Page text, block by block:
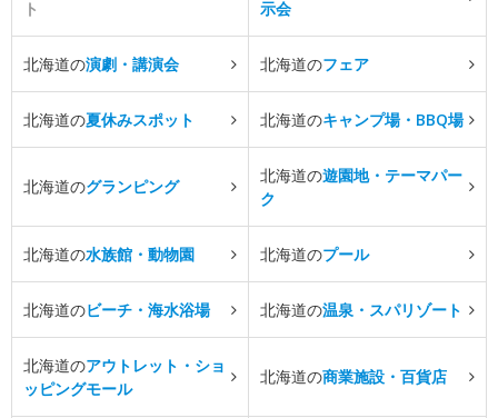
ト
示会
北海道の演劇・講演会 北海道のフェア
北海道の夏休みスポット 北海道のキャンプ場・BBQ場
北海道のグランピング
北海道の遊園地・テーマパー
ク
北海道の水族館・動物園 北海道のプール
北海道のビーチ・海水浴場 北海道の温泉・スパリゾート
北海道のアウトレット・ショ
ッピングモール
北海道の商業施設・百貨店